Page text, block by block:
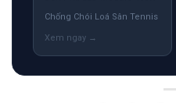
Chống Chói Loá Sân Tennis